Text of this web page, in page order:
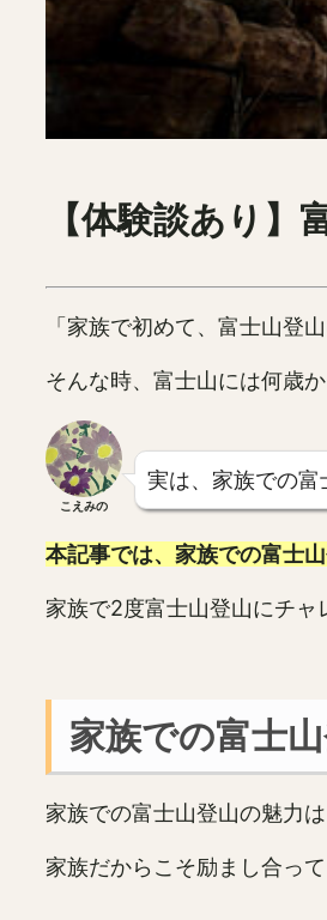
【体験談あり
「家族で初めて、富士山登
そんな時、富士山には何歳
こえみの
実は、家族での富
本記事では、家族での富士
家族で2度富士山登山にチャ
家族での富士
家族での富士山登山の魅力
家族だからこそ励まし合っ